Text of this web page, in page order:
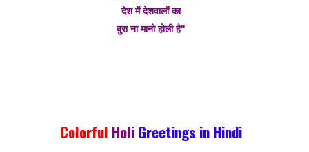
देश में देशवालों का
बुरा ना मानो होली है"
Colorful HoliGreetings in Hindi